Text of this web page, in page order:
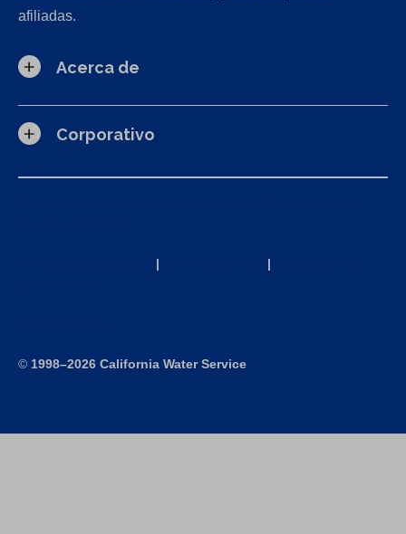
afiliadas.
Acerca de
Corporativo
| |
© 1998–2026 California Water Service